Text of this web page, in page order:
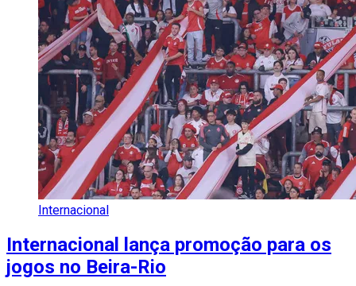
Internacional
Internacional lança promoção para os
jogos no Beira-Rio